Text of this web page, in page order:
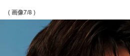
( 画像7/8 )